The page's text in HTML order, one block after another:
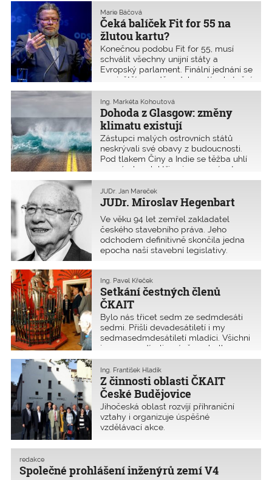
a to bez požadavku na technologickou neutralitu
energetických zdrojů. Zelená dohoda Evropy musí nyní
reagovat i na požadavek obnovy hospodářství v návaznosti
na pandemii covid-19.
Čeká balíček Fit for 55 na
žlutou kartu?
Marie Báčová
Konečnou podobu Fit for 55, musí
schválit všechny unijní státy a
Evropský parlament. Finální jednání se
s největší pravděpodobností uskuteční
na podzim roku 2022, čili v době
českého předsednictví Evropské unii.
Senát v listopadu 2021 odmítl část
návrhů klimatického balíčku Fit for 55
a za Česko mu vystavil žlutou kartu.
Dohoda z Glasgow: změny
klimatu existují
Ing. Markéta Kohoutová
Zástupci malých ostrovních států
neskrývali své obavy z budoucnosti.
Pod tlakem Číny a Indie se těžba uhlí
pro výrobu elektřiny jen omezí, a to
navzdory návrhu na její ukončení, s
nímž na summit přijela Angela
Merkelová. Cíl udržet oteplování
planety pod 1,5 °C přesto stále žije a
dosažené dohody mnozí považují za
úspěch.
JUDr. Miroslav Hegenbart
JUDr. Jan Mareček
Ve věku 94 let zemřel zakladatel
českého stavebního práva. Jeho
odchodem definitivně skončila jedna
epocha naší stavební legislativy.
Setkání čestných členů
ČKAIT
Ing. Pavel Křeček
Bylo nás třicet sedm ze sedmdesáti
sedmi. Přišli devadesátiletí i my
sedmasedmdesátiletí mladíci. Všichni
jsme se podívali v závěru z balkonu
Lobkovického paláce na krásnou
Prahu. Příští rok tomu bude již třicet
let, co jsme začali dávat dohromady
Komoru. Najednou jsem viděl elán
Václava Macha, s jakým jednal.
Podařilo se. Komora je dnes v dobré
kondici a klidně může uskutečnit více
takových sešlostí, jaká byla dnes.
Z činnosti oblasti ČKAIT
České Budějovice
Ing. František Hladík
Jihočeská oblast rozvíjí příhraniční
vztahy i organizuje úspěšné
vzdělávací akce.
Společné prohlášení inženýrů zemí V4
redakce